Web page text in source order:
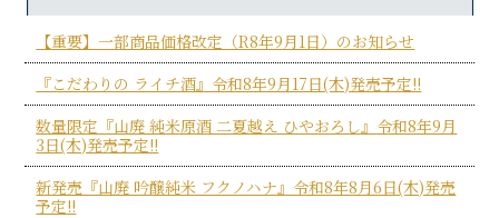
【重要】一部商品価格改定（R8年9月1日）のお知らせ
『こだわりの ライチ酒』令和8年9月17日(木)発売予定!!
数量限定『山廃 純米原酒 二夏越え ひやおろし』令和8年9月
3日(木)発売予定!!
新発売『山廃 吟醸純米 フクノハナ』令和8年8月6日(木)発売
予定!!